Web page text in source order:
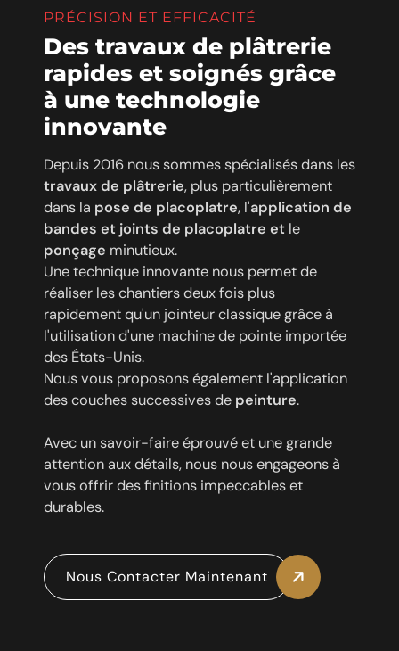
PRÉCISION ET EFFICACITÉ
Des travaux de plâtrerie
rapides et soignés grâce
à une technologie
innovante
Depuis 2016 nous sommes spécialisés dans les
travaux de plâtrerie, plus particulièrement
dans la pose de placoplatre, l'application de
bandes et joints de placoplatre et le
ponçage minutieux.
Une technique innovante nous permet de
réaliser les chantiers deux fois plus
rapidement qu'un jointeur classique grâce à
l'utilisation d'une machine de pointe importée
des États-Unis.
Nous vous proposons également l'application
des couches successives de peinture.
Avec un savoir-faire éprouvé et une grande
attention aux détails, nous nous engageons à
vous offrir des finitions impeccables et
durables.
Nous Contacter Maintenant